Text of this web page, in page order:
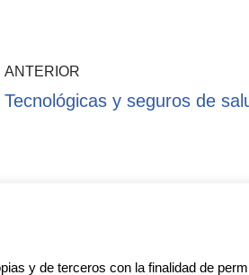
ANTERIOR
Tecnológicas y seguros de
y de terceros con la finalidad de